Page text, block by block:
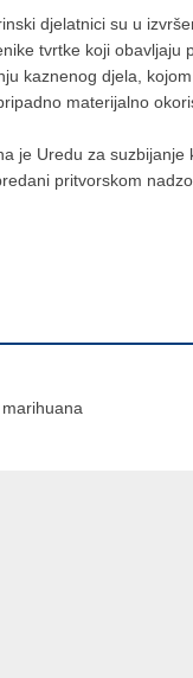
djelatnici su u
tvrtke koji
kaznenog djela,
materijalno
je Uredu za
pritvorskom